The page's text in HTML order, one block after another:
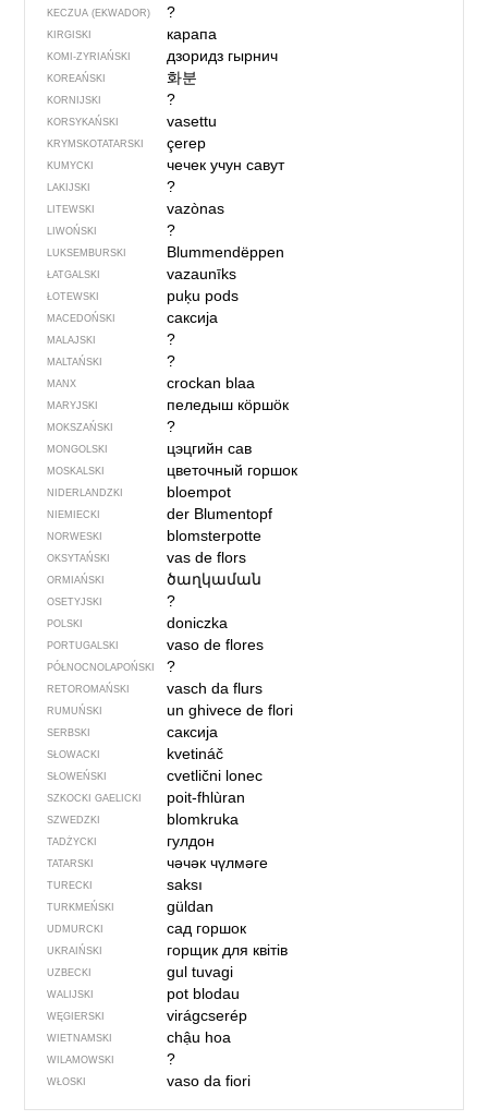
KECZUA (EKWADOR) ?
KIRGISKI карапа
KOMI-ZYRIAŃSKI дзоридз гырнич
KOREAŃSKI 화분
KORNIJSKI ?
KORSYKAŃSKI vasettu
KRYMSKOTATARSKI çerep
KUMYCKI чечек учун савут
LAKIJSKI ?
LITEWSKI vazònas
LIWOŃSKI ?
LUKSEMBURSKI Blummendëppen
ŁATGALSKI vazaunīks
ŁOTEWSKI puķu pods
MACEDOŃSKI саксија
MALAJSKI ?
MALTAŃSKI ?
MANX crockan blaa
MARYJSKI пеледыш кӧршӧк
MOKSZAŃSKI ?
MONGOLSKI цэцгийн сав
MOSKALSKI цветочный горшок
NIDERLANDZKI bloempot
NIEMIECKI der Blumentopf
NORWESKI blomsterpotte
OKSYTAŃSKI vas de flors
ORMIAŃSKI ծաղկաման
OSETYJSKI ?
POLSKI doniczka
PORTUGALSKI vaso de flores
PÓŁNOCNO­LA­POŃ­SKI ?
RETOROMAŃSKI vasch da flurs
RUMUŃSKI un ghivece de flori
SERBSKI саксија
SŁOWACKI kvetináč
SŁOWEŃSKI cvetlični lonec
SZKOCKI GAELICKI poit-fhlùran
SZWEDZKI blomkruka
TADŻYCKI гулдон
TATARSKI чәчәк чүлмәге
TURECKI saksı
TURKMEŃSKI güldan
UDMURCKI сад горшок
UKRAIŃSKI горщик для квітів
UZBECKI gul tuvagi
WALIJSKI pot blodau
WĘGIERSKI virágcserép
WIETNAMSKI chậu hoa
WILAMOWSKI ?
WŁOSKI vaso da fiori